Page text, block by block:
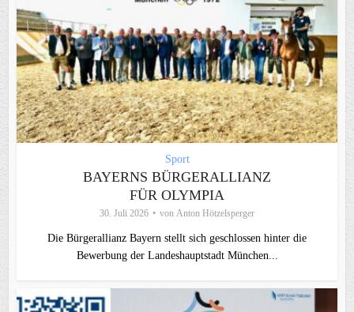
Sport
BAYERNS BÜRGERALLIANZ
FÜR OLYMPIA
30. Juli 2026 von Anton Hötzelsperger
Die Bürgerallianz Bayern stellt sich geschlossen hinter die
Bewerbung der Landeshauptstadt München...